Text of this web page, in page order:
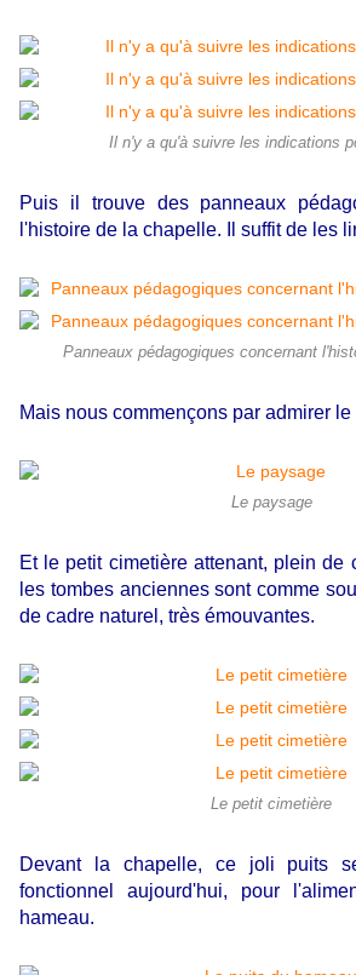
Il n'y a qu'à suivre les indications
Puis il trouve des panneaux
l'histoire de la chapelle. Il suffit de les
Panneaux pédagogiques concernant
Mais nous commençons par admirer le
Le paysage
Et le petit cimetière attenant, plein de
les tombes anciennes sont comme
de cadre naturel, très émouvantes.
Le petit cimetière
Devant la chapelle, ce joli puits
fonctionnel aujourd'hui, pour
hameau.